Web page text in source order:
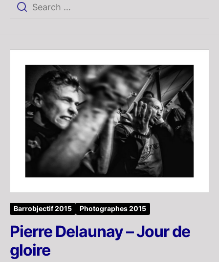
Barrobjectif 2015 Photographes 2015
Pierre Delaunay – Jour de
gloire